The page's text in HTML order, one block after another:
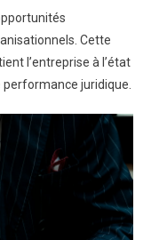
Cette
l’entreprise à l’état
juridique.